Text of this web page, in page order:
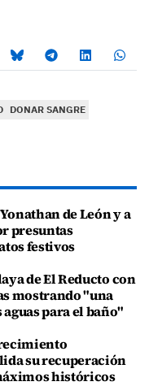
DONAR SANGRE
de León y a
presuntas
festivos
de El Reducto con
mostrando "una
para el baño"
su recuperación
históricos